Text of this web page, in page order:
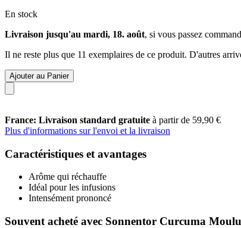
En stock
Livraison jusqu'au mardi, 18. août, si vous passez
Il ne reste plus que 11 exemplaires de ce produit. D'autres
Ajouter au Panier
France: Livraison standard gratuite à partir de 59,90 €
Plus d'informations sur l'envoi et la livraison
Caractéristiques et avantages
Arôme qui réchauffe
Idéal pour les infusions
Intensément prononcé
Souvent acheté avec Sonnentor Curcuma